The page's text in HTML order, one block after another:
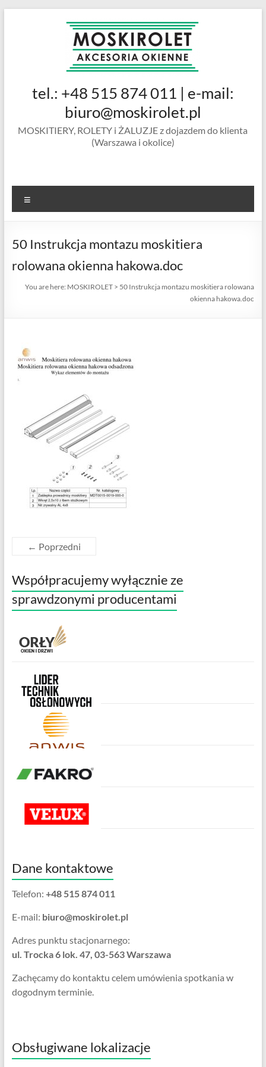
MOSKIROLET
siatki na
okienne |
ramkowe i
drzwiowe
tel.: +48 515 874 011 | e-mail:
biuro@moskirolet.pl
MOSKITIERY, ROLETY i ŻALUZJE z dojazdem do klienta
(Warszawa i okolice)
50 Instrukcja montazu moskitiera
rolowana okienna hakowa.doc
You are here: MOSKIROLET > 50 Instrukcja montazu moskitiera rolowana
okienna hakowa.doc
← Poprzedni
Współpracujemy wyłącznie ze
sprawdzonymi producentami
Dane kontaktowe
Telefon: +48 515 874 011
E-mail: biuro@moskirolet.pl
Adres punktu stacjonarnego:
ul. Trocka 6 lok. 47, 03-563 Warszawa
Zachęcamy do kontaktu celem umówienia spotkania w
dogodnym terminie.
Obsługiwane lokalizacje